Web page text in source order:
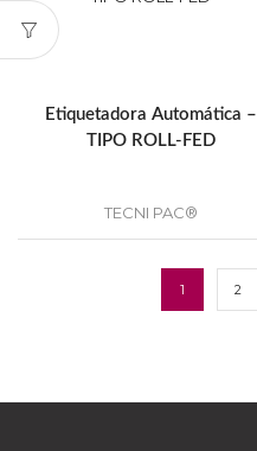
Etiquetadora Automática –
TIPO ROLL-FED
TECNI PAC®
1 2